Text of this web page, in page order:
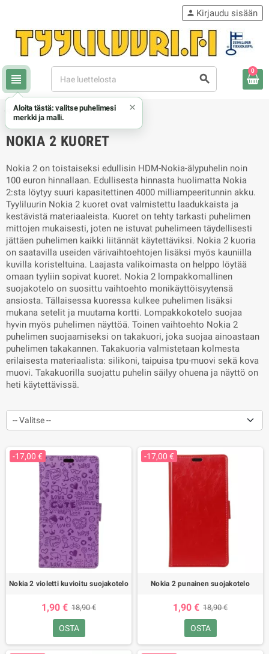
view_headline search
person Kirjaudu sisään
0
chevron_rightNokiachevron_right Nokia 2 kuoret
NOKIA 2 KUORET
Nokia 2 on toistaiseksi edullisin HDM-Nokia-älypuhelin noin
100 euron hinnallaan. Edullisesta hinnasta huolimatta Nokia
2:sta löytyy suuri kapasitettinen 4000 milliampeeritunnin akku.
Tyyliluurin Nokia 2 kuoret ovat valmistettu laadukkaista ja
kestävistä materiaaleista. Kuoret on tehty tarkasti puhelimen
mittojen mukaisesti, joten ne istuvat puhelimeen täydellisesti
jättäen puhelimen kaikki liitännät käytettäviksi. Nokia 2 kuoria
on saatavilla useiden värivaihtoehtojen lisäksi myös kauniilla
kuvilla koristeltuina. Laajasta valikoimasta on helppo löytää
omaan tyyliin sopivat kuoret. Nokia 2 lompakkomallinen
suojakotelo on suosittu vaihtoehto monikäyttöisyytensä
ansiosta. Tällaisessa kuoressa kulkee puhelimen lisäksi
mukana setelit ja muutama kortti. Lompakkokotelo suojaa
hyvin myös puhelimen näyttöä. Toinen vaihtoehto Nokia 2
puhelimen suojaamiseksi on takakuori, joka suojaa ainoastaan
puhelimen takakannen. Takakuoria valmistetaan kolmesta
erilaisesta materiaalista: silikoni, taipuisa tpu-muovi sekä kova
muovi. Takakuorilla suojattu puhelin säilyy ohuena ja näyttö on
heti käytettävissä.
-- Valitse --
-17,00 €
Nokia 2 violetti kuvioitu suojakotelo
1,90 € 18,90 €
OSTA
-17,00 €
Nokia 2 punainen suojakotelo
1,90 € 18,90 €
OSTA
Aloita tästä: valitse puhelimesi
merkki ja malli.
×